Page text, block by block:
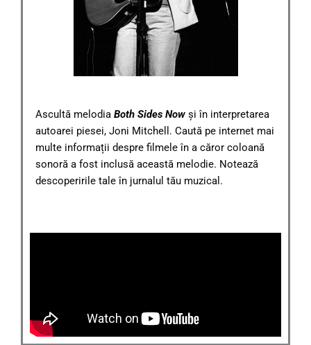
Ascultă melodia Both Sides Now și în interpretarea
autoarei piesei, Joni Mitchell. Caută pe internet mai
multe informații despre filmele în a căror coloană
sonoră a fost inclusă această melodie. Notează
descoperirile tale în jurnalul tău muzical.